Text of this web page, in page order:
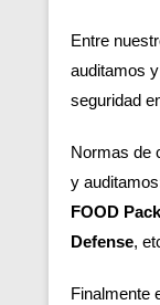
Entre
auditamos
seguridad
Normas de
y
FOOD
Defense,
Finalmente